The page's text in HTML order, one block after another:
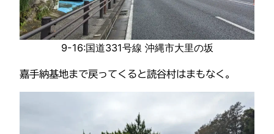
9-16:国道331号線 沖縄市大里の坂
嘉手納基地まで戻ってくると読谷村はまもなく。